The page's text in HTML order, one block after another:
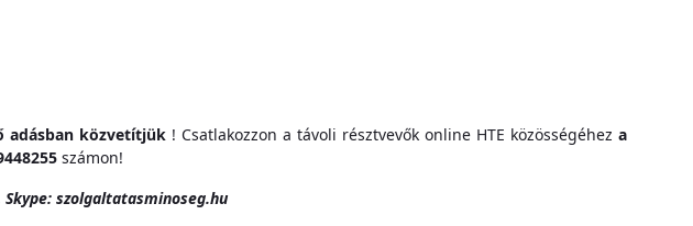
adásban közvetítjük! Csatlakozzon a távoli résztvevők online HTE közösségéheza
számon!
Skype: szolgaltatasminoseg.hu